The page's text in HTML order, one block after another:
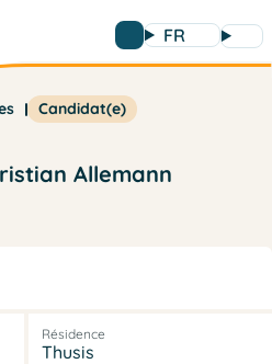
FR
Candidat(e)
Allemann
Résidence
Thusis